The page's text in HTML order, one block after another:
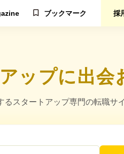
ブックマーク 採
ップに出会
スタートアップ専門の転職サ